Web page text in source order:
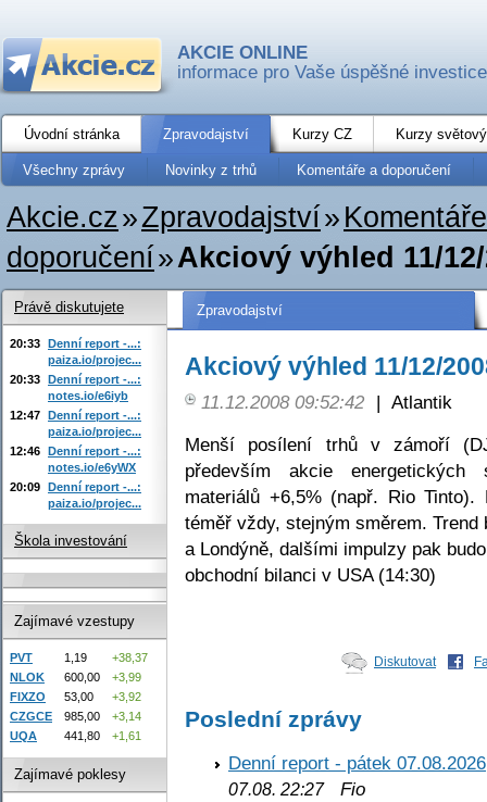
AKCIE ONLINE
informace pro Vaše úspěšné investice
Úvodní stránka Zpravodajství Kurzy CZ Kurzy
Všechny zprávy Novinky z trhů Komentáře a doporučení
Akcie.cz»Zpravodajství»
doporučení»Akciový výhled 11/
Zpravodajství
Akciový výhled 11/12/
11.12.2008 09:52:42 | Atlantik
Menší posílení trhů v zámoří
především akcie
materiálů +6,5% (např. Rio
téměř vždy, stejným směrem.
a Londýně, dalšími impulzy pak
obchodní bilanci v USA (14:30)
Diskutovat
Poslední zprávy
Denní report - pátek 07.08.2026
07.08. 22:27Fio
Právě diskutujete
20:33 Denní report -...:
paiza.io/projec...
20:33 Denní report -...:
notes.io/e6iyb
12:47 Denní report -...:
paiza.io/projec...
12:46 Denní report -...:
notes.io/e6yWX
20:09 Denní report -...:
paiza.io/projec...
Škola investování
Zajímavé vzestupy
PVT 1,19
+38,37
NLOK
600,00
+3,99
FIXZO
53,00
+3,92
CZGCE
985,00
+3,14
UQA
441,80 +1,61
Zajímavé poklesy